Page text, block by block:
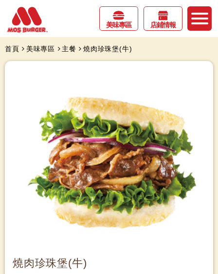
美味專區 店鋪情報
首頁 美味專區 主餐 燒肉珍珠堡(牛)
燒肉珍珠堡(牛)